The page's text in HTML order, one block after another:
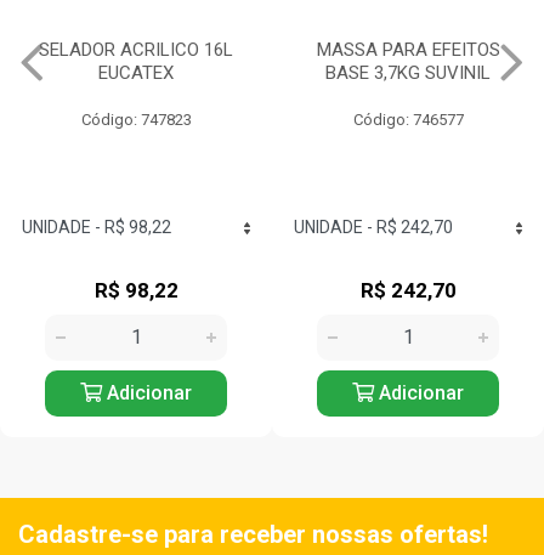
MASSA PARA EFEITOS
BASE 3,7KG SUVINIL
Código: 746577
R$ 242,70
Adicionar
IQUINE DIATEX ACRILICA
15LT BALDE BRANCO NEVE
Código: 734826
R$ 141,12
Adicionar
Cadastre-se para receber nossas ofertas!